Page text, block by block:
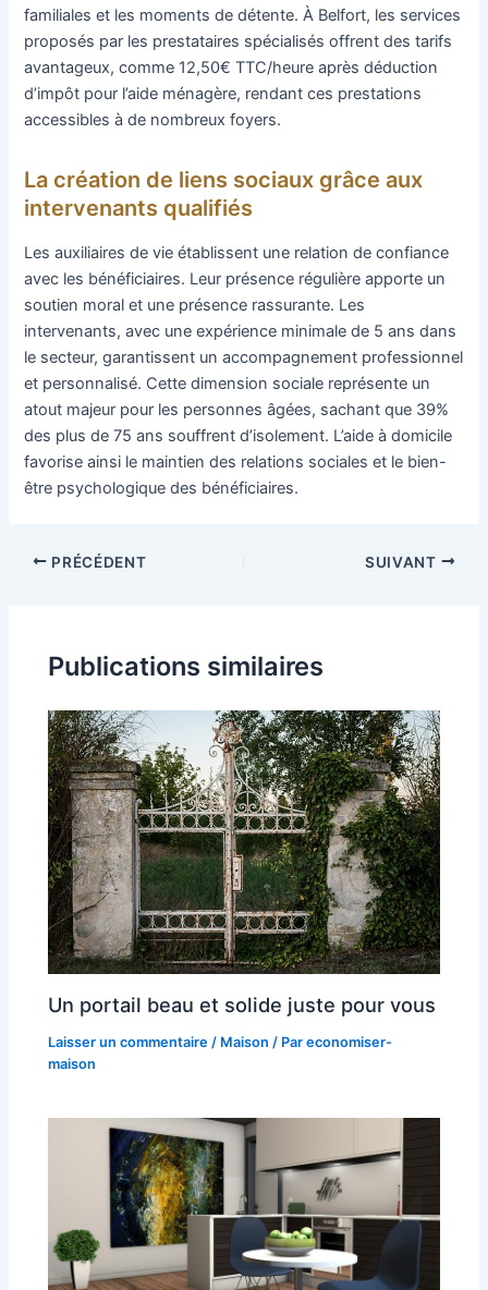
familiales et les moments de détente. À Belfort, les services
proposés par les prestataires spécialisés offrent des tarifs
avantageux, comme 12,50€ TTC/heure après déduction
d’impôt pour l’aide ménagère, rendant ces prestations
accessibles à de nombreux foyers.
La création de liens sociaux grâce aux
intervenants qualifiés
Les auxiliaires de vie établissent une relation de confiance
avec les bénéficiaires. Leur présence régulière apporte un
soutien moral et une présence rassurante. Les
intervenants, avec une expérience minimale de 5 ans dans
le secteur, garantissent un accompagnement professionnel
et personnalisé. Cette dimension sociale représente un
atout majeur pour les personnes âgées, sachant que 39%
des plus de 75 ans souffrent d’isolement. L’aide à domicile
favorise ainsi le maintien des relations sociales et le bien-
être psychologique des bénéficiaires.
PRÉCÉDENT SUIVANT
Publications similaires
Un portail beau et solide juste pour vous
Laisser un commentaire / Maison / Pareconomiser-
maison